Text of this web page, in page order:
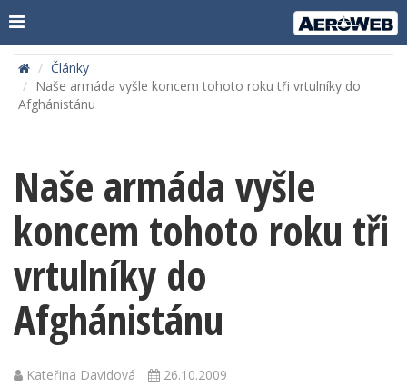
Články
Naše armáda vyšle koncem tohoto roku tři vrtulníky do
Afghánistánu
Naše armáda vyšle
koncem tohoto roku tři
vrtulníky do
Afghánistánu
Kateřina Davidová 26.10.2009